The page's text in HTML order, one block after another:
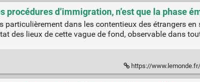
d’immigration, n’est que la phase
particulièrement dans les contentieux des étrangers
des lieux de cette vague de fond, observable dans
https://www.lemonde.fr/idees/article/2026/05/31/astree-l-